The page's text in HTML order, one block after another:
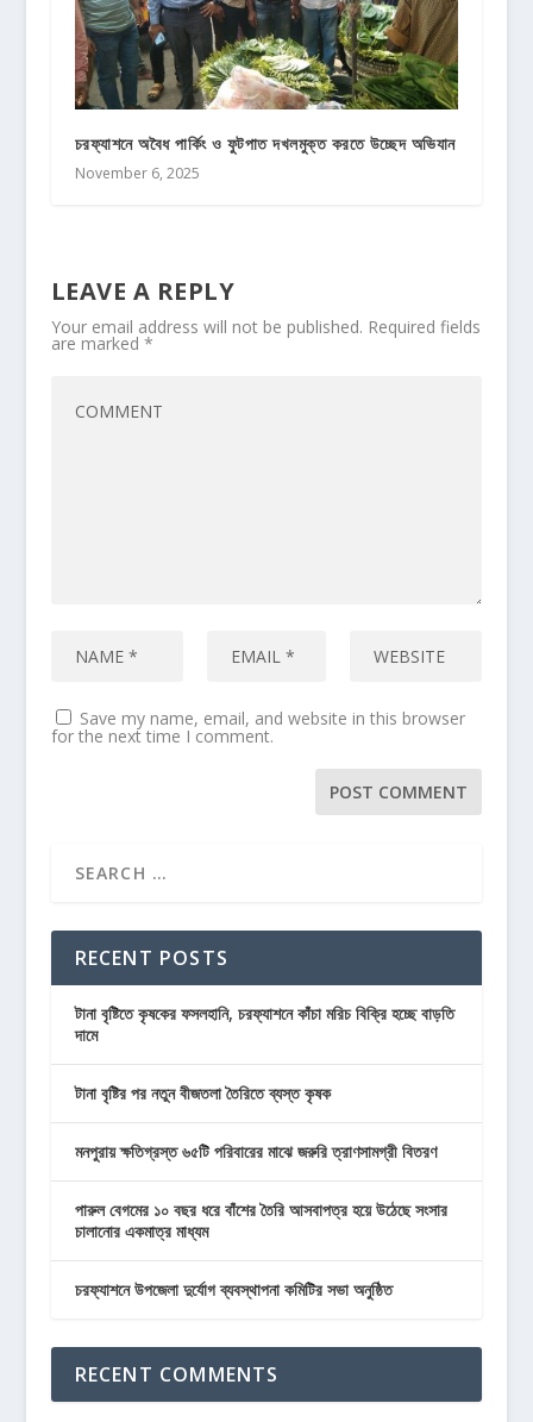
চরফ্যাশনে অবৈধ পার্কিং ও ফুটপাত দখলমুক্ত করতে উচ্ছেদ অভিযান
November 6, 2025
LEAVE A REPLY
Your email address will not be published. Required fields
are marked *
Save my name, email, and website in this browser
for the next time I comment.
RECENT POSTS
টানা বৃষ্টিতে কৃষকের ফসলহানি, চরফ্যাশনে কাঁচা মরিচ বিক্রি হচ্ছে বাড়তি
দামে
টানা বৃষ্টির পর নতুন বীজতলা তৈরিতে ব্যস্ত কৃষক
মনপুরায় ক্ষতিগ্রস্ত ৬৫টি পরিবারের মাঝে জরুরি ত্রাণসামগ্রী বিতরণ
পারুল বেগমের ১০ বছর ধরে বাঁশের তৈরি আসবাপত্র হয়ে উঠেছে সংসার
চালানোর একমাত্র মাধ্যম
চরফ্যাশনে উপজেলা দুর্যোগ ব্যবস্থাপনা কমিটির সভা অনুষ্ঠিত
RECENT COMMENTS